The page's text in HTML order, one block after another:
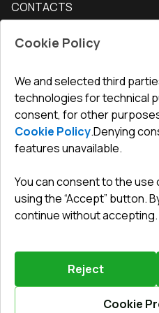
Interior doors
How to measure windows
For companies, cooperation
Conditions for returning
Guarantee
CONTACTS
undefined(undefined)
info@toptechnik.com.pl
Polityka prywatności
REGULAMIN
©2026.All right reserved.
Report a
Cookie Policy
We and selected third
technologies for technical
consent, for other
Cookie Policy.Denying
features unavailable.
You can consent to the
using the “Accept” button.
continue without accepting.
Reject
Cookie